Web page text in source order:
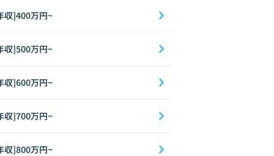
収]400万円~
収]500万円~
収]600万円~
収]700万円~
収]800万円~